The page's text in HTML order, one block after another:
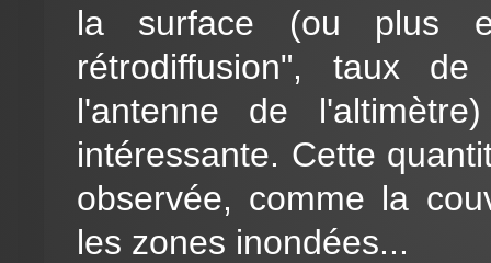
la surface (ou plus
rétrodiffusion", taux
l'antenne de
intéressante. Cette
observée, comme la
les zones inondées...